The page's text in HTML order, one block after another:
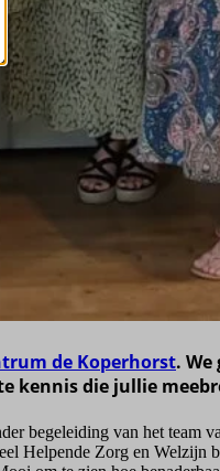
de Koperhorst.
kennis die jullie
begeleiding van het team
Helpende Zorg en Welzijn